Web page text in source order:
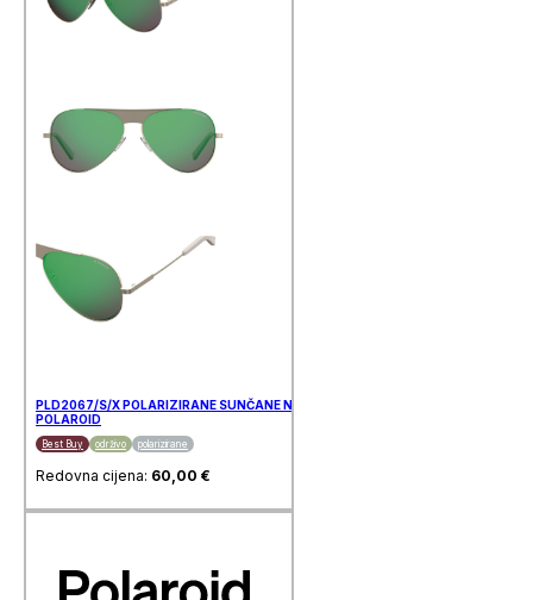
PLD2067/S/X POLARIZIRANE SUNČANE NAOČALE
POLAROID
Best Buy održivo polarizirane
Redovna cijena: 60,00 €